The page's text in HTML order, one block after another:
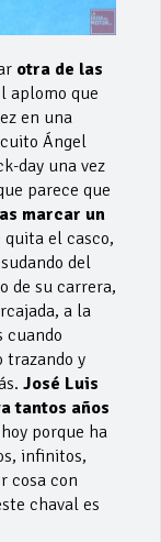
otra de las
aplomo que
en una
Ángel
day una vez
parece que
marcar un
quita el casco,
del
de su carrera,
a la
cuando
trazando y
José Luis
tantos años
porque ha
infinitos,
cosa con
chaval es